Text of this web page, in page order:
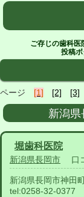
ご存じの歯科医
投稿
ページ [1] [2] [3]
新潟
堀歯科医院
新潟県長岡市 口
新潟県長岡市神田
tel:0258-32-0377